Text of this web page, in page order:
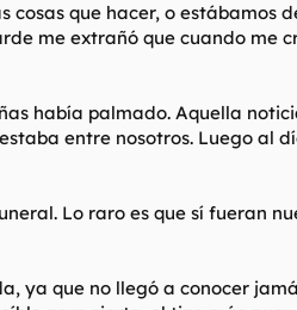
que hacer, o estábamos
me extrañó que cuando me
había palmado. Aquella
entre nosotros. Luego
Lo raro es que sí fueran
ya que no llegó a conocer